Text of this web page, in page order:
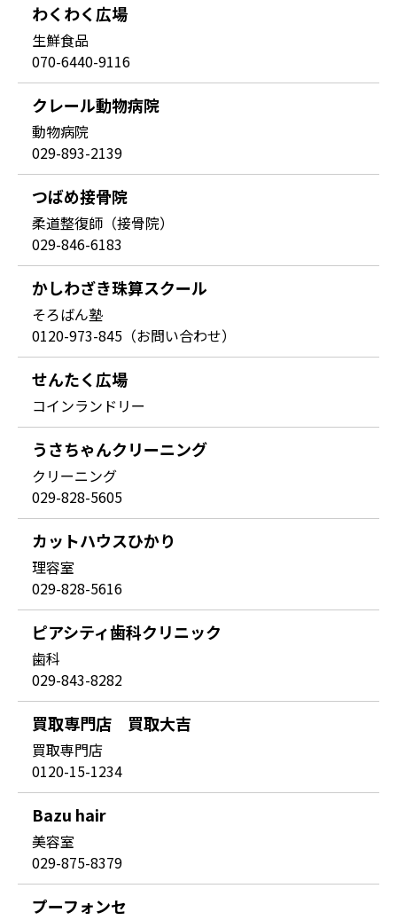
わくわく広場
生鮮食品
070-6440-9116
クレール動物病院
動物病院
029-893-2139
つばめ接骨院
柔道整復師（接骨院）
029-846-6183
かしわざき珠算スクール
そろばん塾
0120-973-845（お問い合わせ）
せんたく広場
コインランドリー
うさちゃんクリーニング
クリーニング
029-828-5605
カットハウスひかり
理容室
029-828-5616
ピアシティ歯科クリニック
歯科
029-843-8282
買取専門店 買取大吉
買取専門店
0120-15-1234
Bazu hair
美容室
029-875-8379
プーフォンセ